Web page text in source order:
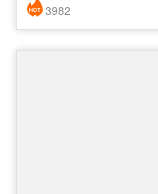
简历风格： 时尚 / 简洁 / 应届生
3982